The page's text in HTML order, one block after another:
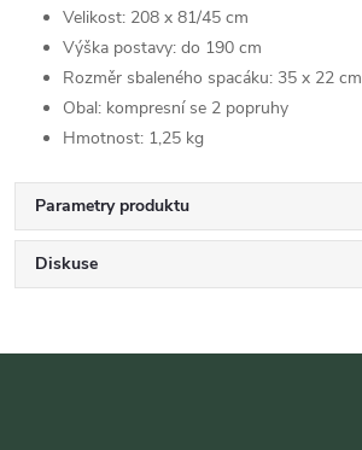
Velikost: 208 x 81/45 cm
Výška postavy: do 190 cm
Rozměr sbaleného spacáku: 35 x 22 cm
Obal: kompresní se 2 popruhy
Hmotnost: 1,25 kg
Parametry produktu
Diskuse